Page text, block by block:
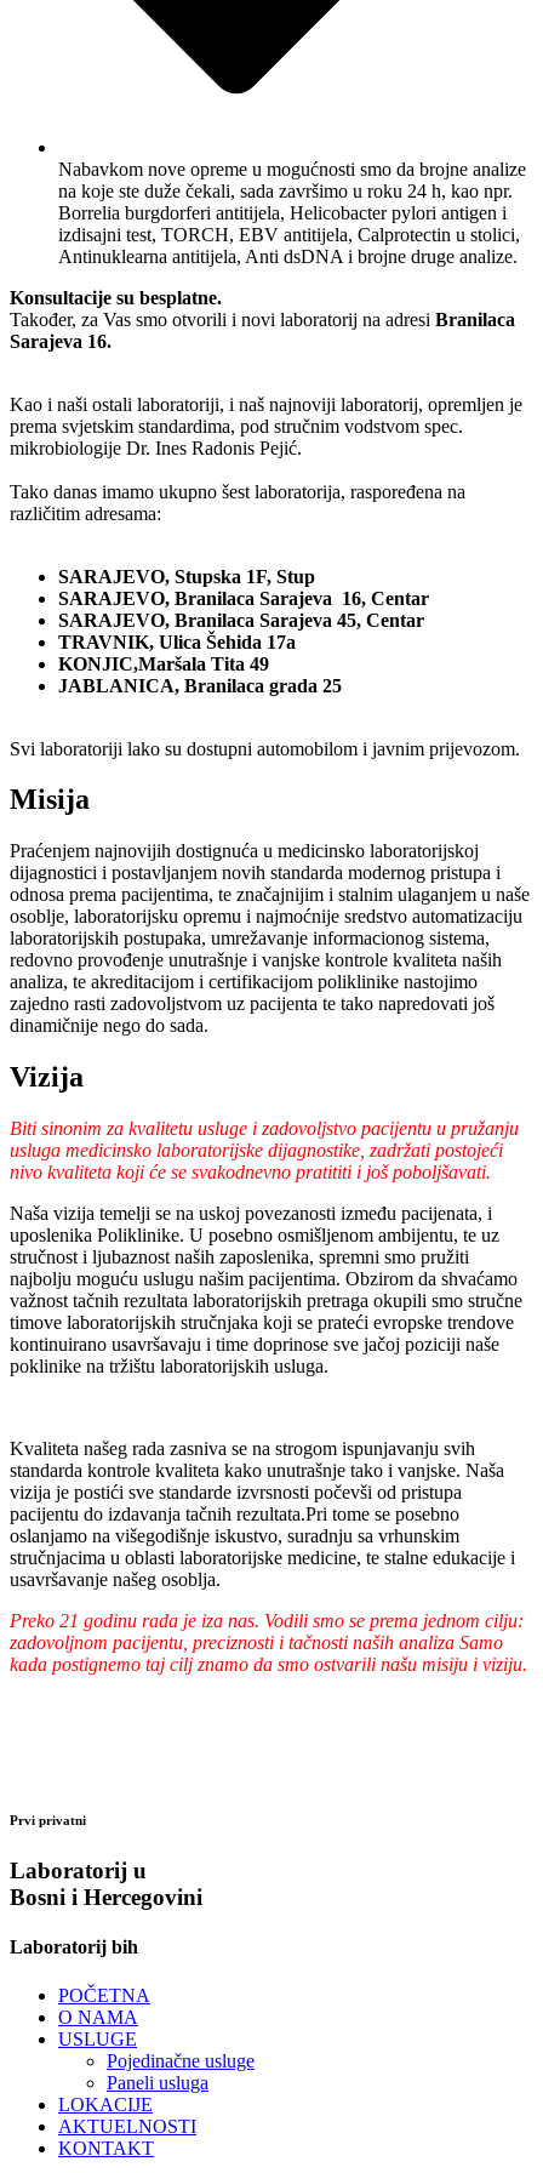
Nabavkom nove opreme u mogućnosti smo da brojne analize
na koje ste duže čekali, sada završimo u roku 24 h, kao npr.
Borrelia burgdorferi antitijela, Helicobacter pylori antigen i
izdisajni test, TORCH, EBV antitijela, Calprotectin u stolici,
Antinuklearna antitijela, Anti dsDNA i brojne druge analize.
Konsultacije su besplatne.
Također, za Vas smo otvorili i novi laboratorij na adresi Branilaca
Sarajeva 16.
Kao i naši ostali laboratoriji, i naš najnoviji laboratorij, opremljen je
prema svjetskim standardima, pod stručnim vodstvom spec.
mikrobiologije Dr. Ines Radonis Pejić.
Tako danas imamo ukupno šest laboratorija, raspoređena na
različitim adresama:
SARAJEVO, Stupska 1F, Stup
SARAJEVO, Branilaca Sarajeva 16, Centar
SARAJEVO, Branilaca Sarajeva 45, Centar
TRAVNIK, Ulica Šehida 17a
KONJIC,Maršala Tita 49
JABLANICA, Branilaca grada 25
Svi laboratoriji lako su dostupni automobilom i javnim prijevozom.
Misija
Praćenjem najnovijih dostignuća u medicinsko laboratorijskoj
dijagnostici i postavljanjem novih standarda modernog pristupa i
odnosa prema pacijentima, te značajnijim i stalnim ulaganjem u naše
osoblje, laboratorijsku opremu i najmoćnije sredstvo automatizaciju
laboratorijskih postupaka, umrežavanje informacionog sistema,
redovno provođenje unutrašnje i vanjske kontrole kvaliteta naših
analiza, te akreditacijom i certifikacijom poliklinike nastojimo
zajedno rasti zadovoljstvom uz pacijenta te tako napredovati još
dinamičnije nego do sada.
Vizija
Biti sinonim za kvalitetu usluge i zadovoljstvo pacijentu u pružanju
usluga medicinsko laboratorijske dijagnostike, zadržati postojeći
nivo kvaliteta koji će se svakodnevno pratititi i još poboljšavati.
Naša vizija temelji se na uskoj povezanosti između pacijenata, i
uposlenika Poliklinike. U posebno osmišljenom ambijentu, te uz
stručnost i ljubaznost naših zaposlenika, spremni smo pružiti
najbolju moguću uslugu našim pacijentima. Obzirom da shvaćamo
važnost tačnih rezultata laboratorijskih pretraga okupili smo stručne
timove laboratorijskih stručnjaka koji se prateći evropske trendove
kontinuirano usavršavaju i time doprinose sve jačoj poziciji naše
poklinike na tržištu laboratorijskih usluga.
Kvaliteta našeg rada zasniva se na strogom ispunjavanju svih
standarda kontrole kvaliteta kako unutrašnje tako i vanjske. Naša
vizija je postići sve standarde izvrsnosti počevši od pristupa
pacijentu do izdavanja tačnih rezultata.Pri tome se posebno
oslanjamo na višegodišnje iskustvo, suradnju sa vrhunskim
stručnjacima u oblasti laboratorijske medicine, te stalne edukacije i
usavršavanje našeg osoblja.
Preko 21 godinu rada je iza nas. Vodili smo se prema jednom cilju:
zadovoljnom pacijentu, preciznosti i tačnosti naših analiza Samo
kada postignemo taj cilj znamo da smo ostvarili našu misiju i viziju.
Prvi privatni
Laboratorij u
Bosni i Hercegovini
Laboratorij bih
POČETNA
O NAMA
USLUGE
Pojedinačne usluge
Paneli usluga
LOKACIJE
AKTUELNOSTI
KONTAKT